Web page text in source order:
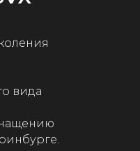
вида